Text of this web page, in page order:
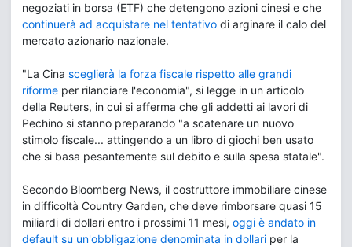
negoziati in borsa (ETF) che detengono azioni cinesi e che
continuerà ad acquistare nel tentativo di arginare il calo del
mercato azionario nazionale.
"La Cina sceglierà la forza fiscale rispetto alle grandi
riforme per rilanciare l'economia", si legge in un articolo
della Reuters, in cui si afferma che gli addetti ai lavori di
Pechino si stanno preparando "a scatenare un nuovo
stimolo fiscale... attingendo a un libro di giochi ben usato
che si basa pesantemente sul debito e sulla spesa statale".
Secondo Bloomberg News, il costruttore immobiliare cinese
in difficoltà Country Garden, che deve rimborsare quasi 15
miliardi di dollari entro i prossimi 11 mesi, oggi è andato in
default su un'obbligazione denominata in dollari per la